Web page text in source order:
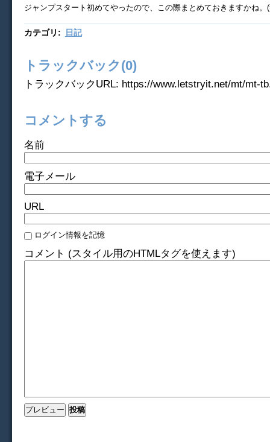
ジャンプスタート初めてやったので、この際まとめておきますかね。
カテゴリ : 日記
トラックバック(0)
トラックバックURL: https://www.letstryit.net/mt/mt-
コメントする
名前
電子メール
URL
ログイン情報を記憶
コメント (スタイル用のHTMLタグを使えます)